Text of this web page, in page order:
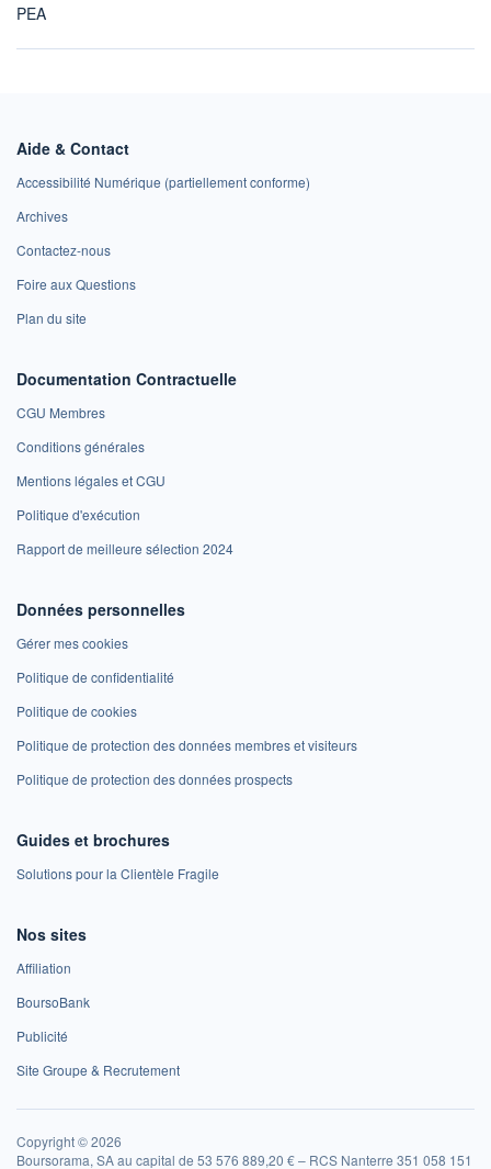
PEA
Aide & Contact
Accessibilité Numérique (partiellement conforme)
Archives
Contactez-nous
Foire aux Questions
Plan du site
Documentation Contractuelle
CGU Membres
Conditions générales
Mentions légales et CGU
Politique d'exécution
Rapport de meilleure sélection 2024
Données personnelles
Gérer mes cookies
Politique de confidentialité
Politique de cookies
Politique de protection des données membres et visiteurs
Politique de protection des données prospects
Guides et brochures
Solutions pour la Clientèle Fragile
Nos sites
Affiliation
BoursoBank
Publicité
Site Groupe & Recrutement
Copyright © 2026
Boursorama, SA au capital de 53 576 889,20 € – RCS Nanterre 351 058 151